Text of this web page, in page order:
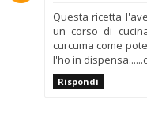
Questa ricetta
un corso di
curcuma come
l'ho in
Rispondi